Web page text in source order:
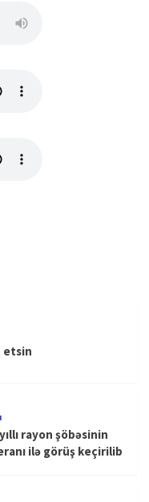
etsin
rayon şöbəsinin
ilə görüş keçirilib